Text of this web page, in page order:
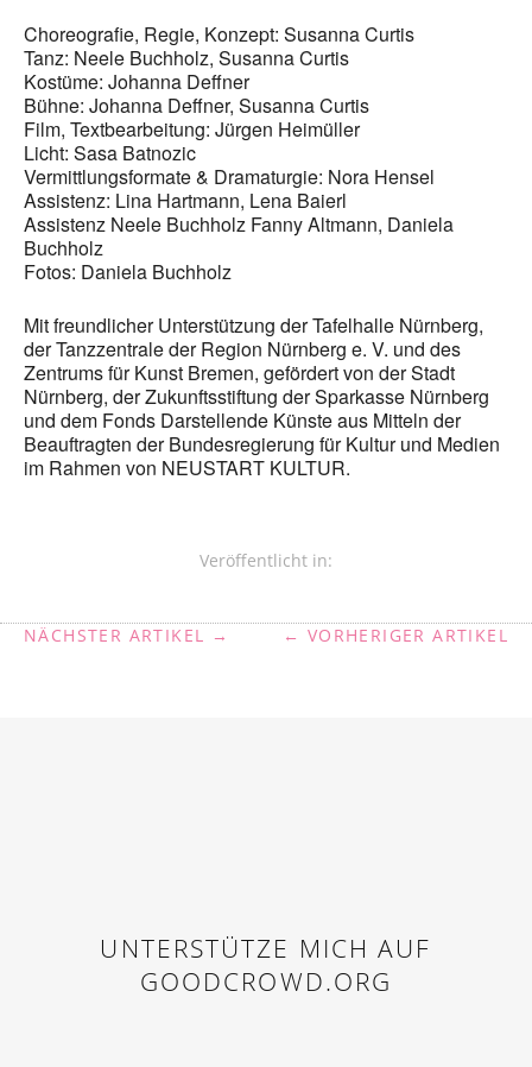
Choreografie, Regie, Konzept: Susanna Curtis
Tanz: Neele Buchholz, Susanna Curtis
Kostüme: Johanna Deffner
Bühne: Johanna Deffner, Susanna Curtis
Film, Textbearbeitung: Jürgen Heimüller
Licht: Sasa Batnozic
Vermittlungsformate & Dramaturgie: Nora Hensel
Assistenz: Lina Hartmann, Lena Baierl
Assistenz Neele Buchholz Fanny Altmann, Daniela
Buchholz
Fotos: Daniela Buchholz
Mit freundlicher Unterstützung der Tafelhalle Nürnberg,
der Tanzzentrale der Region Nürnberg e. V. und des
Zentrums für Kunst Bremen, gefördert von der Stadt
Nürnberg, der Zukunftsstiftung der Sparkasse Nürnberg
und dem Fonds Darstellende Künste aus Mitteln der
Beauftragten der Bundesregierung für Kultur und Medien
im Rahmen von NEUSTART KULTUR.
Veröffentlicht in:
NÄCHSTER ARTIKEL → ← VORHERIGER ARTIKEL
UNTERSTÜTZE MICH AUF
GOODCROWD.ORG